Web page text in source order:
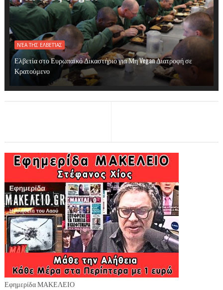
ΝΈΑ ΤΗΣ ΕΛΒΕΤΊΑΣ
Ελβετία στο Ευρωπαϊκό Δικαστήριο για Μη Vegan Διατροφή σε
Κρατούμενο
Εφημερίδα ΜΑΚΕΛΕΙΟ